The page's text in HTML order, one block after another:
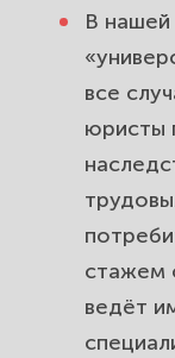
В
все
юристы
стажем
ведёт